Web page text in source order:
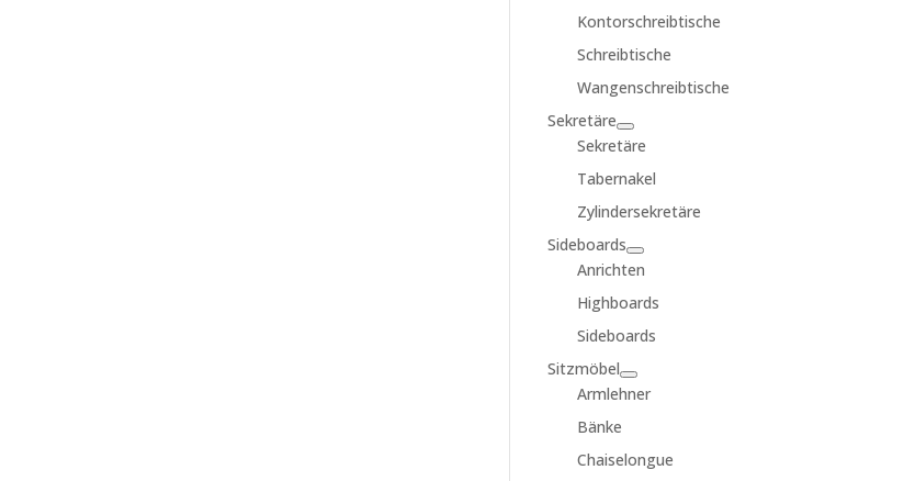
Kontorschreibtische
Schreibtische
Wangenschreibtische
Sekretäre
Sekretäre
Tabernakel
Zylindersekretäre
Sideboards
Anrichten
Highboards
Sideboards
Sitzmöbel
Armlehner
Bänke
Chaiselongue